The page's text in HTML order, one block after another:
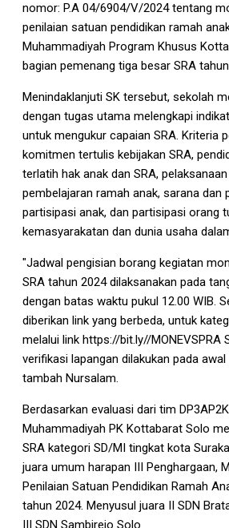
nomor: P.A 04/6904/V/2024 tentang
penilaian satuan pendidikan ramah
Muhammadiyah Program Khusus
bagian pemenang tiga besar SRA
Menindaklanjuti SK tersebut, sekolah
dengan tugas utama melengkapi
untuk mengukur capaian SRA. Kriteria
komitmen tertulis kebijakan SRA,
terlatih hak anak dan SRA,
pembelajaran ramah anak, sarana dan
partisipasi anak, dan partisipasi orang
kemasyarakatan dan dunia usaha
"Jadwal pengisian borang kegiatan
SRA tahun 2024 dilaksanakan pada
dengan batas waktu pukul 12.00 WIB.
diberikan link yang berbeda, untuk
melalui link https://bit.ly//MONEVSPRA
verifikasi lapangan dilakukan pada awal
tambah Nursalam.
Berdasarkan evaluasi dari tim
Muhammadiyah PK Kottabarat Solo
SRA kategori SD/MI tingkat kota
juara umum harapan III Penghargaan,
Penilaian Satuan Pendidikan Ramah
tahun 2024. Menyusul juara II SDN